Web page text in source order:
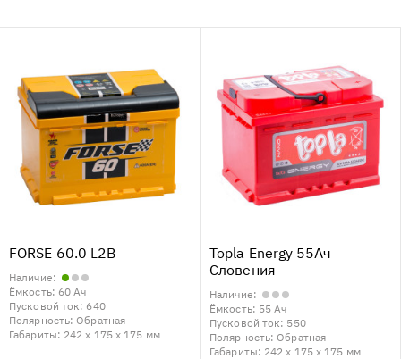
FORSE 60.0 L2B
Наличие:
Ёмкость: 60 Ач
Пусковой ток: 640
Полярность:Обратная
Габариты: 242 x 175 x 175 мм
Topla Energy 55Ач
Словения
Наличие:
Ёмкость: 55 Ач
Пусковой ток: 550
Полярность:Обратная
Габариты: 242 x 175 x 175 мм